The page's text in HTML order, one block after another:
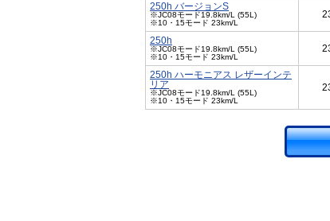
250h バージョンS
※JC08モード19.8km/L (55L)
※10・15モード 23km/L
250h
※JC08モード19.8km/L (55L)
※10・15モード 23km/L
250h ハーモニアス レザーインテ
リア
※JC08モード19.8km/L (55L)
※10・15モード 23km/L